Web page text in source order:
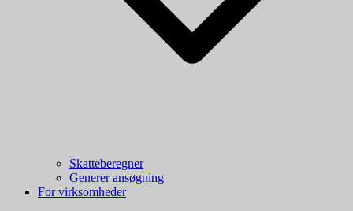
Skatteberegner
Generer ansøgning
For virksomheder